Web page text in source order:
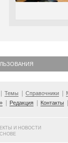
Темы Справочники
Редакция Контакты
И НОВОСТИ